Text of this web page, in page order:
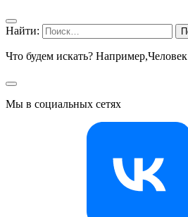
Найти:
Что будем искать? Например,Человек
Мы в социальных сетях